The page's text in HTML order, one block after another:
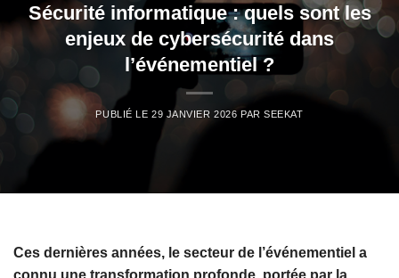
Sécurité informatique : quels sont les
enjeux de cybersécurité dans
l’événementiel ?
PUBLIÉ LE 29 JANVIER 2026 PARSEEKAT
Ces dernières années, le secteur de l’événementiel a
connu une transformation profonde, portée par la